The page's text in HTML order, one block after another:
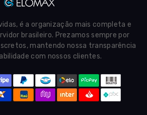
é a organização mais completa e
brasileiro. Prezamos sempre por
mantendo nossa transparência
com nossos clientes.